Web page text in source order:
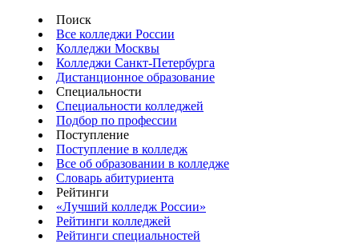
Поиск
Все колледжи России
Колледжи Москвы
Колледжи Санкт-Петербурга
Дистанционное образование
Специальности
Специальности колледжей
Подбор по профессии
Поступление
Поступление в колледж
Все об образовании в колледже
Словарь абитуриента
Рейтинги
«Лучший колледж России»
Рейтинги колледжей
Рейтинги специальностей